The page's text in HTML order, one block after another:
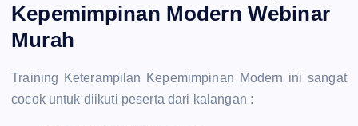
Kepemimpinan Modern Webinar
Murah
Training Keterampilan Kepemimpinan Modern ini sangat
cocok untuk diikuti peserta dari kalangan :